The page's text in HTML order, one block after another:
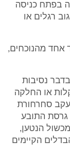
בפתח כניסה
רגלים או
אחד מהנוכחים,
נסיבות
או החלקה
סחרחורת
גרסת התובע
הנטען,
הקיימים